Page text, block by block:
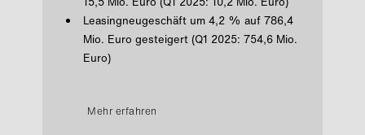
Leasingneugeschäft um 4,2 % auf 786,4
Mio. Euro gesteigert (Q1 2025: 754,6 Mio.
Euro)
Mehr erfahren